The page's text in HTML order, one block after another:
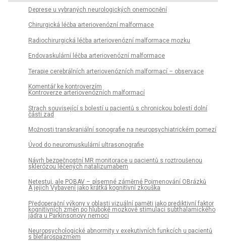
Deprese u vybraných neurologických onemocnění
Chirurgická léčba arteriovenózní malformace
Radiochirurgická léčba arteriovenózní malformace mozku
Endovaskulární léčba arteriovenózní malformace
Terapie cerebrálních arteriovenózních malformací – observace
Komentář ke kontroverzím
Kontroverze arteriovenózních malformací
Strach související s bolestí u pa­cientů s chronickou bolestí dolní
části zad
Možnosti transkraniální sonografie na neuropsychiatrickém pomezí
Úvod do neuromuskulární ultrasonografie
Návrh bezpečnostní MR monitorace u pa­cientů s roztroušenou
sklerózou léčených natalizumabem
Netestuj, ale POBAV – písemné záměrné Pojmenování OBrázků
A jejich Vybavení jako krátká kognitivní zkouška
Předoperační výkony v oblasti vizuální paměti jako prediktivní faktor
kognitivních změn po hluboké mozkové stimulaci subthalamického
jádra u Parkinsonovy nemoci
Neuropsychologické abnormity v exekutivních funkcích u pacientů
s blefarospazmem